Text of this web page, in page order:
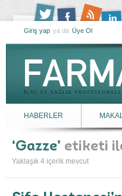
Giriş yap ya da Üye Ol
HABERLER
Gazze etiketi
Yaklaşık 4 içerik mevcut